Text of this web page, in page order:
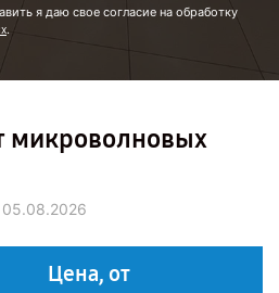
я даю свое согласие на обработку
.
микроволновых
05.08.2026
Цена, от